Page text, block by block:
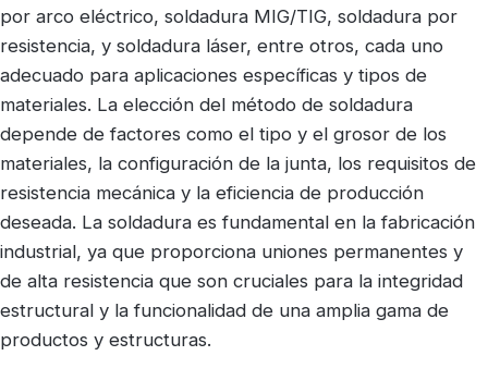
por arco eléctrico, soldadura MIG/TIG, soldadura por
resistencia, y soldadura láser, entre otros, cada uno
adecuado para aplicaciones específicas y tipos de
materiales. La elección del método de soldadura
depende de factores como el tipo y el grosor de los
materiales, la configuración de la junta, los requisitos de
resistencia mecánica y la eficiencia de producción
deseada. La soldadura es fundamental en la fabricación
industrial, ya que proporciona uniones permanentes y
de alta resistencia que son cruciales para la integridad
estructural y la funcionalidad de una amplia gama de
productos y estructuras.